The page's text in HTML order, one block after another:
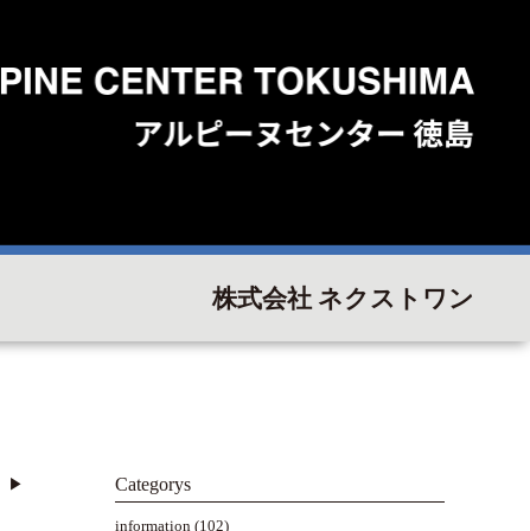
株式会社 ネクストワン
▶︎ Categorys
information(102)